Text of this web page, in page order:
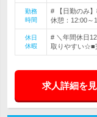
勤務
時間
# 【日勤のみ
休憩：12:00～
休日
休暇
# ＼年間休日
取りやすい☆■
求人詳細を